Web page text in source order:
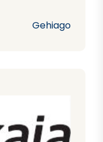
Gehiago